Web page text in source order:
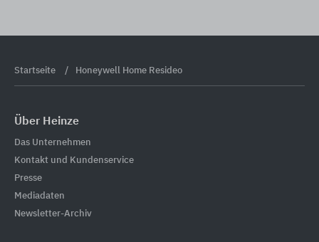
Startseite Honeywell Home Resideo
Über Heinze
Das Unternehmen
Kontakt und Kundenservice
Presse
Mediadaten
Newsletter-Archiv